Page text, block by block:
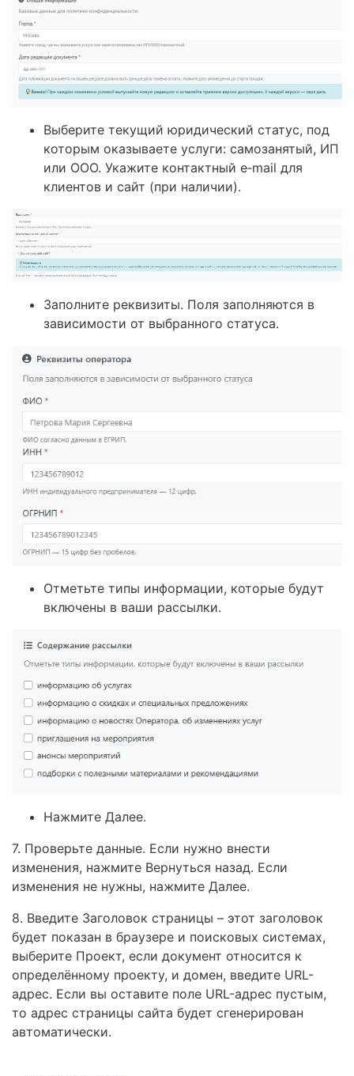
Выберите текущий юридический статус, под
которым оказываете услуги: самозанятый, ИП
или ООО. Укажите контактный e‑mail для
клиентов и сайт (при наличии).
Заполните реквизиты. Поля заполняются в
зависимости от выбранного статуса.
Отметьте типы информации, которые будут
включены в ваши рассылки.
Нажмите Далее.
7. Проверьте данные. Если нужно внести
изменения, нажмите Вернуться назад. Если
изменения не нужны, нажмите Далее.
8. Введите Заголовок страницы – этот заголовок
будет показан в браузере и поисковых системах,
выберите Проект, если документ относится к
определённому проекту, и домен, введите URL-
адрес. Если вы оставите поле URL-адрес пустым,
то адрес страницы сайта будет сгенерирован
автоматически.